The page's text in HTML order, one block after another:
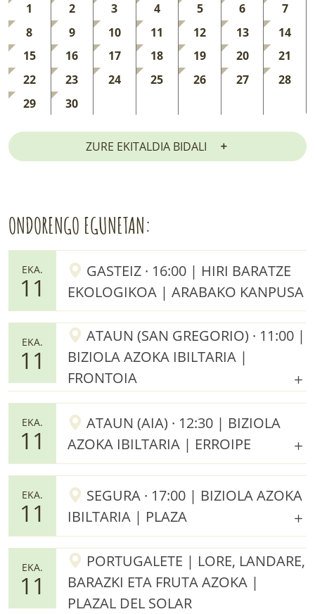
1 2 3 4 5 6
7
8
9 10 11 12 13
14
15
16 17 18 19 20
21
22
23 24 25 26 27
28
29
30
ZURE EKITALDIA BIDALI
ONDORENGO EGUNETAN:
EKA.
11
GASTEIZ · 16:00 | HIRI BARATZE
EKOLOGIKOA | ARABAKO KANPUSA
EKA.
11
ATAUN (SAN GREGORIO) · 11:00 |
BIZIOLA AZOKA IBILTARIA |
FRONTOIA
EKA.
11
ATAUN (AIA) · 12:30 | BIZIOLA
AZOKA IBILTARIA | ERROIPE
EKA.
11
SEGURA · 17:00 | BIZIOLA AZOKA
IBILTARIA | PLAZA
EKA.
11
PORTUGALETE | LORE, LANDARE,
BARAZKI ETA FRUTA AZOKA |
PLAZAL DEL SOLAR